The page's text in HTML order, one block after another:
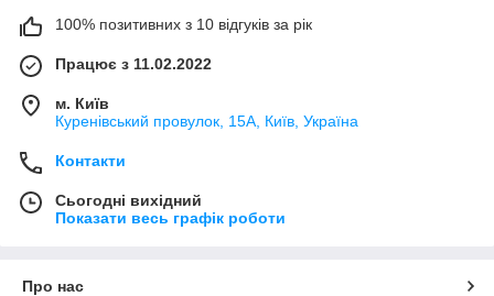
100% позитивних з 10 відгуків за рік
Працює з 11.02.2022
м. Київ
Куренівський провулок, 15А, Київ, Україна
Контакти
Сьогодні вихідний
Показати весь графік роботи
Про нас